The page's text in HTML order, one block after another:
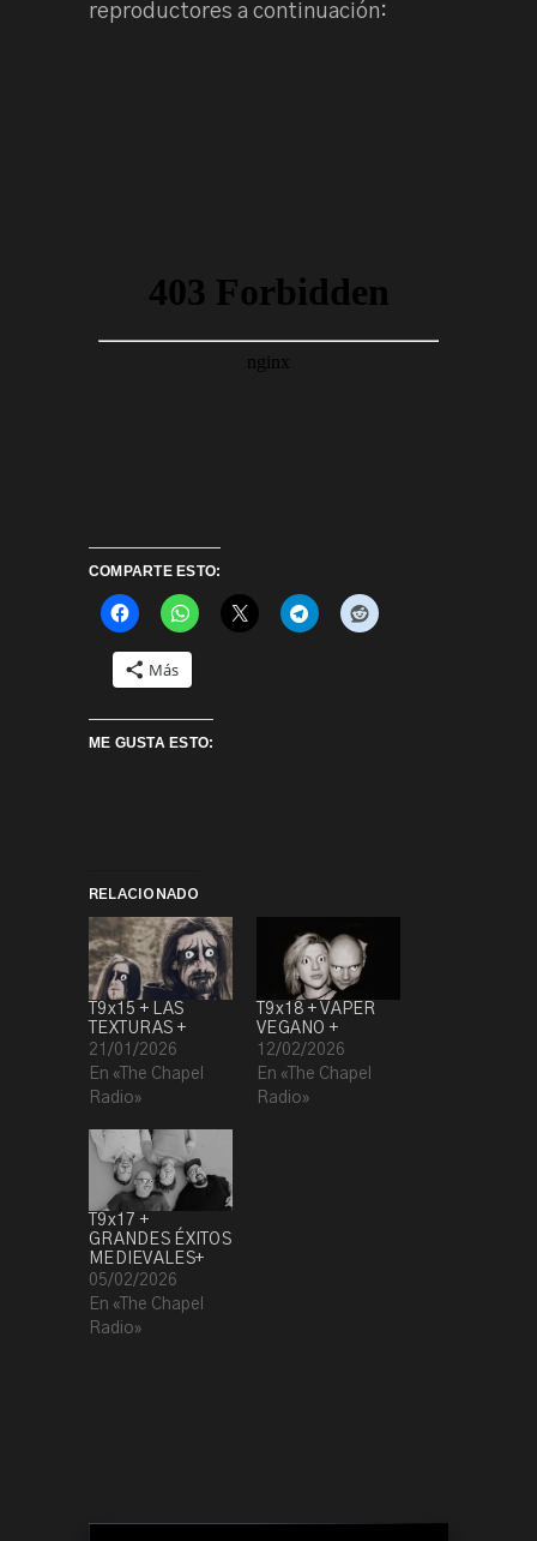
reproductores a continuación:
COMPARTE ESTO:
Más
ME GUSTA ESTO:
RELACIONADO
T9x15 + LAS
TEXTURAS +
21/01/2026
En «The Chapel
Radio»
T9x18 + VAPER
VEGANO +
12/02/2026
En «The Chapel
Radio»
T9x17 +
GRANDES ÉXITOS
MEDIEVALES+
05/02/2026
En «The Chapel
Radio»